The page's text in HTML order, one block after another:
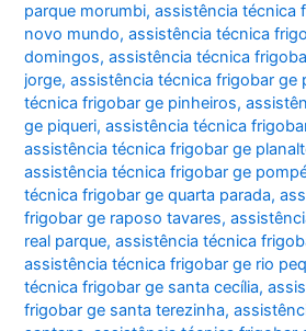
parque morumbi,assistência técnica
novo mundo,assistência técnica
domingos,assistência técnica
jorge,assistência técnica frigobar ge
técnica frigobar ge pinheiros,
ge piqueri,assistência técnica
assistência técnica frigobar ge
assistência técnica frigobar ge
técnica frigobar ge quarta parada,
frigobar ge raposo tavares,
real parque,assistência técnica
assistência técnica frigobar ge rio
técnica frigobar ge santa cecília,
frigobar ge santa terezinha,